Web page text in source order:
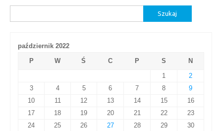
październik 2022
P
W Ś C P S
N
1
2
3
4 5 6 7 8
9
10
11 12 13 14 15
16
17
18 19 20 21 22
23
24
25 26 27 28 29
30